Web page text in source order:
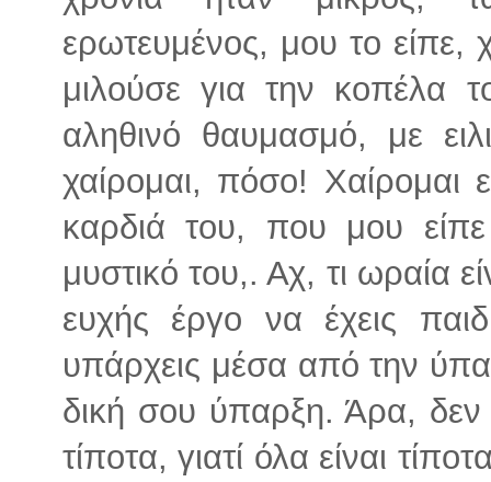
ερωτευμένος, μου το
μιλούσε για την κοπέλα
αληθινό θαυμασμό, με
χαίρομαι, πόσο! Χαίρομαι
καρδιά του, που μου
μυστικό του,. Αχ, τι ωραία
ευχής έργο να έχεις
υπάρχεις μέσα από την
δική σου ύπαρξη. Άρα, δεν
τίποτα, γιατί όλα είναι